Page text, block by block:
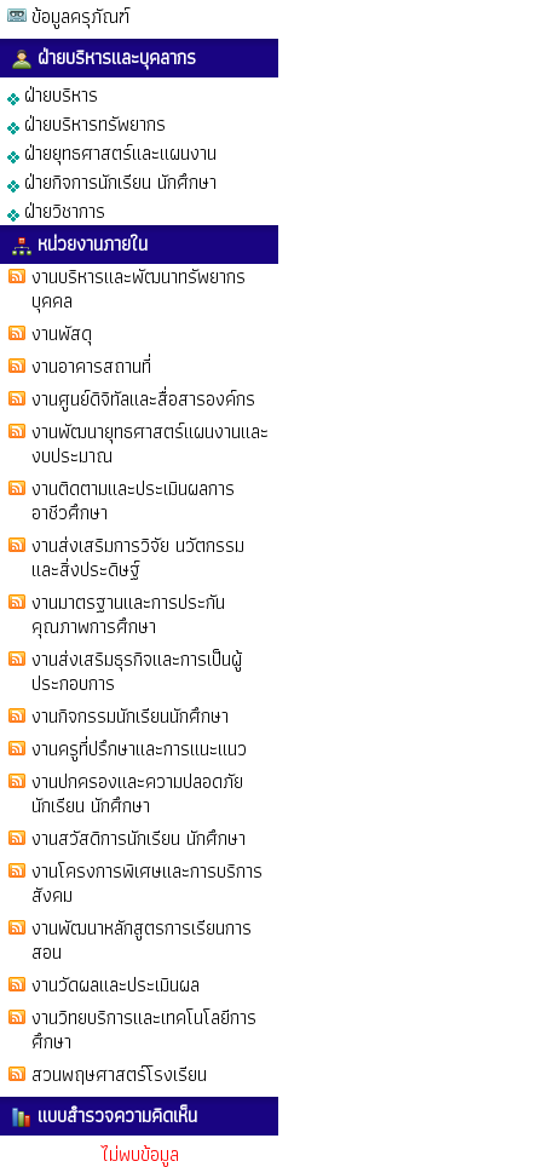
ข้อมูลครุภัณฑ์
ฝ่ายบริหารและบุคลากร
ฝ่ายบริหาร
ฝ่ายบริหารทรัพยากร
ฝ่ายยุทธศาสตร์และแผนงาน
ฝ่ายกิจการนักเรียน นักศึกษา
ฝ่ายวิชาการ
หน่วยงานภายใน
งานบริหารและพัฒนาทรัพยากร
บุคคล
งานพัสดุ
งานอาคารสถานที่
งานศูนย์ดิจิทัลและสื่อสารองค์กร
งานพัฒนายุทธศาสตร์แผนงานและ
งบประมาณ
งานติดตามและประเมินผลการ
อาชีวศึกษา
งานส่งเสริมการวิจัย นวัตกรรม
และสิ่งประดิษฐ์
งานมาตรฐานและการประกัน
คุณภาพการศึกษา
งานส่งเสริมธุรกิจและการเป็นผู้
ประกอบการ
งานกิจกรรมนักเรียนนักศึกษา
งานครูที่ปรึกษาและการแนะแนว
งานปกครองและความปลอดภัย
นักเรียน นักศึกษา
งานสวัสดิการนักเรียน นักศึกษา
งานโครงการพิเศษและการบริการ
สังคม
งานพัฒนาหลักสูตรการเรียนการ
สอน
งานวัดผลและประเมินผล
งานวิทยบริการและเทคโนโลยีการ
ศึกษา
สวนพฤษศาสตร์โรงเรียน
แบบสำรวจความคิดเห็น
ไม่พบข้อมูล